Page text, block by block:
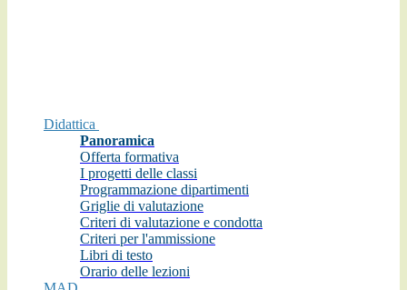
Didattica
Panoramica
Offerta formativa
I progetti delle classi
Programmazione dipartimenti
Griglie di valutazione
Criteri di valutazione e condotta
Criteri per l'ammissione
Libri di testo
Orario delle lezioni